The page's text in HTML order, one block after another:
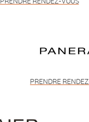
PRENDRE